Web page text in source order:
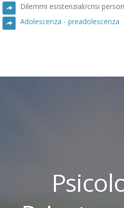
Dilemmi esistenziali/crisi
Adolescenza - preadolescenza